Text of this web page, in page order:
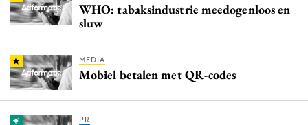
WHO: tabaksindustrie meedogenloos en
sluw
MEDIA
Mobiel betalen met QR-codes
PR